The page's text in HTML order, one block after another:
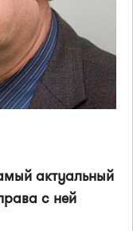
актуальный
с ней